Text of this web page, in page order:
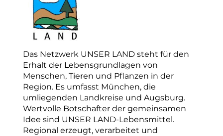
Das Netzwerk UNSER LAND steht für den
Erhalt der Lebensgrundlagen von
Menschen, Tieren und Pflanzen in der
Region. Es umfasst München, die
umliegenden Landkreise und Augsburg.
Wertvolle Botschafter der gemeinsamen
Idee sind UNSER LAND-Lebensmittel.
Regional erzeugt, verarbeitet und